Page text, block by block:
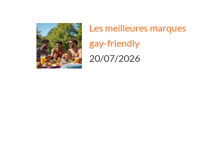
Les meilleures marques
gay-friendly
20/07/2026